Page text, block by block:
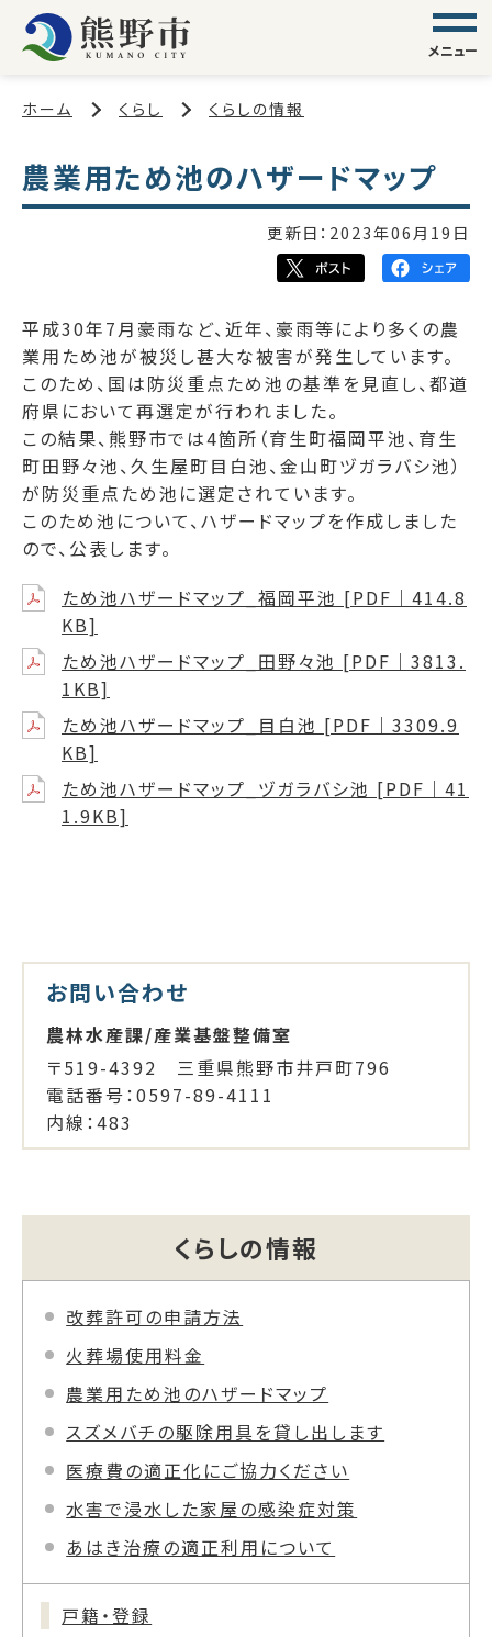
メニュー
ホーム くらし くらしの情報
農業用ため池のハザードマップ
更新日： 2023年06月19日
平成30年7月豪雨など、近年、豪雨等により多くの農
業用ため池が被災し甚大な被害が発生しています。
このため、国は防災重点ため池の基準を見直し、都道
府県において再選定が行われました。
この結果、熊野市では4箇所（育生町福岡平池、育生
町田野々池、久生屋町目白池、金山町ヅガラバシ池）
が防災重点ため池に選定されています。
このため池について、ハザードマップを作成しました
ので、公表します。
ため池ハザードマップ_福岡平池 [PDF｜414.8
KB]
ため池ハザードマップ_田野々池 [PDF｜3813.
1KB]
ため池ハザードマップ_目白池 [PDF｜3309.9
KB]
ため池ハザードマップ_ヅガラバシ池 [PDF｜41
1.9KB]
お問い合わせ
農林水産課/産業基盤整備室
〒519-4392 三重県熊野市井戸町796
電話番号：0597-89-4111
内線：483
くらしの情報
改葬許可の申請方法
火葬場使用料金
農業用ため池のハザードマップ
スズメバチの駆除用具を貸し出します
医療費の適正化にご協力ください
水害で浸水した家屋の感染症対策
あはき治療の適正利用について
戸籍・登録